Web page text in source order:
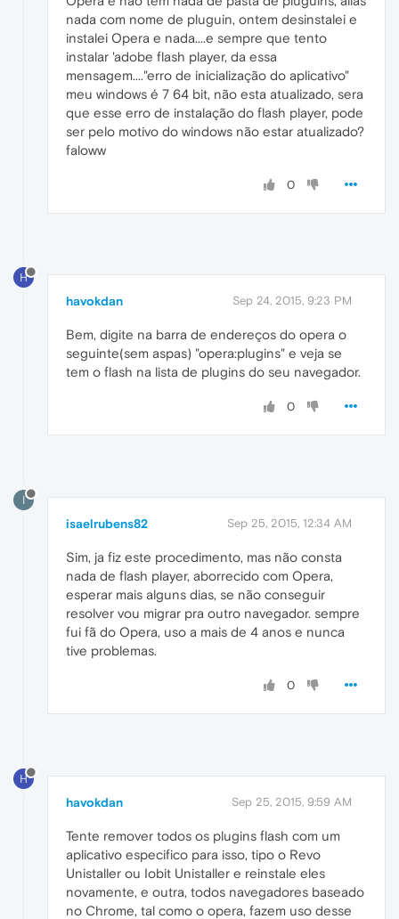
nada com nome de pluguin, ontem desinstalei e
instalei Opera e nada....e sempre que tento
instalar 'adobe flash player, da essa
mensagem...."erro de inicialização do aplicativo"
meu windows é 7 64 bit, não esta atualizado, sera
que esse erro de instalação do flash player, pode
ser pelo motivo do windows não estar atualizado?
faloww
0
H
havokdan Sep 24, 2015, 9:23 PM
Bem, digite na barra de endereços do opera o
seguinte(sem aspas) "opera:plugins" e veja se
tem o flash na lista de plugins do seu navegador.
0
I
isaelrubens82 Sep 25, 2015, 12:34 AM
Sim, ja fiz este procedimento, mas não consta
nada de flash player, aborrecido com Opera,
esperar mais alguns dias, se não conseguir
resolver vou migrar pra outro navegador. sempre
fui fã do Opera, uso a mais de 4 anos e nunca
tive problemas.
0
H
havokdan Sep 25, 2015, 9:59 AM
Tente remover todos os plugins flash com um
aplicativo especifico para isso, tipo o Revo
Unistaller ou Iobit Unistaller e reinstale eles
novamente, e outra, todos navegadores baseado
no Chrome, tal como o opera, fazem uso desse